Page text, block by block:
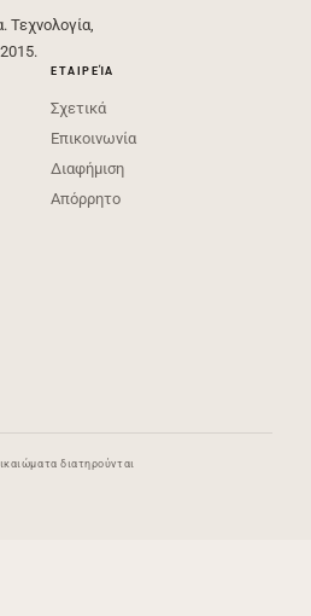
Τεχνολογία,
ΕΤΑΙΡΕΊΑ
Σχετικά
Επικοινωνία
Διαφήμιση
Απόρρητο
διατηρούνται